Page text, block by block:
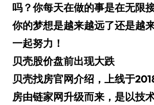
吗？你每天在做的事是在无限
你的梦想是越来越远了还是越
一起努力！
贝壳股价盘前出现大跌
贝壳找房官网介绍，上线于
房由链家网升级而来，是以技